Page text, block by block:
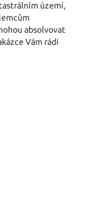
území,
absolvovat
Vám rádi